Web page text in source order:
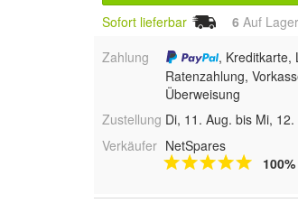
Sofort lieferbar 6 Auf
Zahlung
, Kreditkarte,
Ratenzahlung,
Überweisung
Zustellung Di, 11. Aug. bis Mi, 12.
Verkäufer NetSpares